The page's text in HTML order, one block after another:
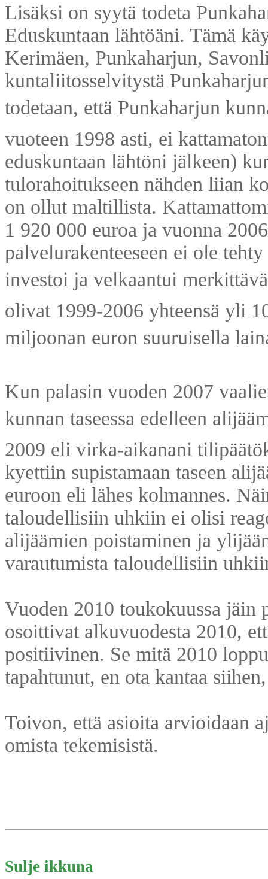
Lisäksi on syytä todeta
Eduskuntaan lähtöäni. Tämä
Kerimäen, Punkaharjun,
kuntaliitosselvitystä
todetaan, että Punkaharjun
vuoteen 1998 asti, ei
eduskuntaan lähtöni jälkeen)
tulorahoitukseen nähden liian
on ollut maltillista.
1 920 000 euroa ja vuonna
palvelurakenteeseen ei ole
investoi ja velkaantui
olivat 1999-2006 yhteensä yli
miljoonan euron suuruisella
Kun palasin vuoden 2007
kunnan taseessa edelleen
2009 eli virka-aikanani
kyettiin supistamaan taseen
euroon eli lähes kolmannes.
taloudellisiin uhkiin ei olisi
alijäämien poistaminen ja
varautumista taloudellisiin
Vuoden 2010 toukokuussa jäin
osoittivat alkuvuodesta 2010,
positiivinen. Se mitä 2010
tapahtunut, en ota kantaa
Toivon, että asioita arvioidaan
omista tekemisistä.
Sulje ikkuna